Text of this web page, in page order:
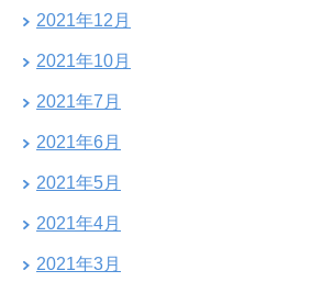
2021年12月
2021年10月
2021年7月
2021年6月
2021年5月
2021年4月
2021年3月